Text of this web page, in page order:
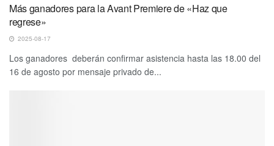
Más ganadores para la Avant Premiere de «Haz que
regrese»
2025-08-17
Los ganadores deberán confirmar asistencia hasta las 18.00 del
16 de agosto por mensaje privado de...